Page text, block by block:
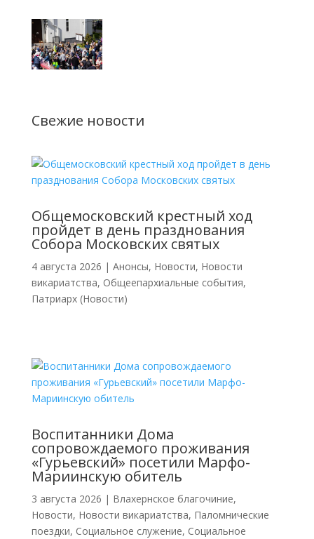
Свежие новости
Общемосковский крестный ход
пройдет в день празднования
Собора Московских святых
4 августа 2026 | Анонсы, Новости, Новости
викариатства, Общеепархиальные события,
Патриарх (Новости)
Воспитанники Дома
сопровождаемого проживания
«Гурьевский» посетили Марфо-
Мариинскую обитель
3 августа 2026 | Влахернское благочиние,
Новости, Новости викариатства, Паломнические
поездки, Социальное служение, Социальное